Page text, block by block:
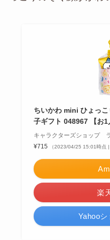
ちいかわ mini ひょっ
子ギフト 048967 【お1
キャラクターズショップ
¥715
（2023/04/25 15:01時点 |
楽
Yahoo